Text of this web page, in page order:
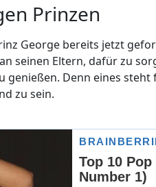
Prinzen
George bereits jetzt
seinen Eltern, dafür zu
genießen. Denn eines
zu sein.